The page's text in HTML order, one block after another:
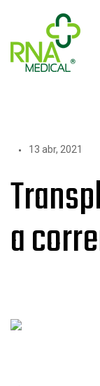
13 abr, 2021
a